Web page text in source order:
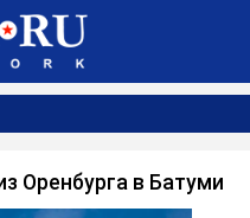
Оренбурга в Батуми